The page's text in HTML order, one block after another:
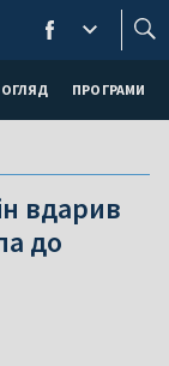
ПРОГРАМИ
вдарив
до